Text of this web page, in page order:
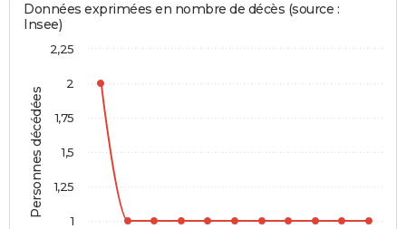
Personnes décédées
Données exprimées en nombre de décès (source :
Insee)
1
1,25
1,5
1,75
2
2,25